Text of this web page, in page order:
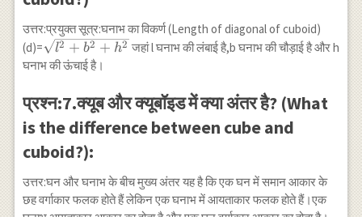
उत्तर:प्रयुक्त सूत्र:घनाभ का विकर्ण (Length of diagonal of cuboid)
(d)=\sqrt{l^{2}+b^{2}+h^{2}}
l2 + b2 + h2 जहां l घनाभ की लंबाई है,b घनाभ की चौड़ाई है और h
घनाभ की ऊंचाई है।
प्रश्न:7.क्यूब और क्यूबॉइड में क्या अंतर है? (What
is the difference between cube and
cuboid?):
उत्तर:घन और घनाभ के बीच मुख्य अंतर यह है कि एक घन में समान आकार के
छह वर्गाकार फलक होते हैं लेकिन एक घनाभ में आयताकार फलक होते हैं।एक